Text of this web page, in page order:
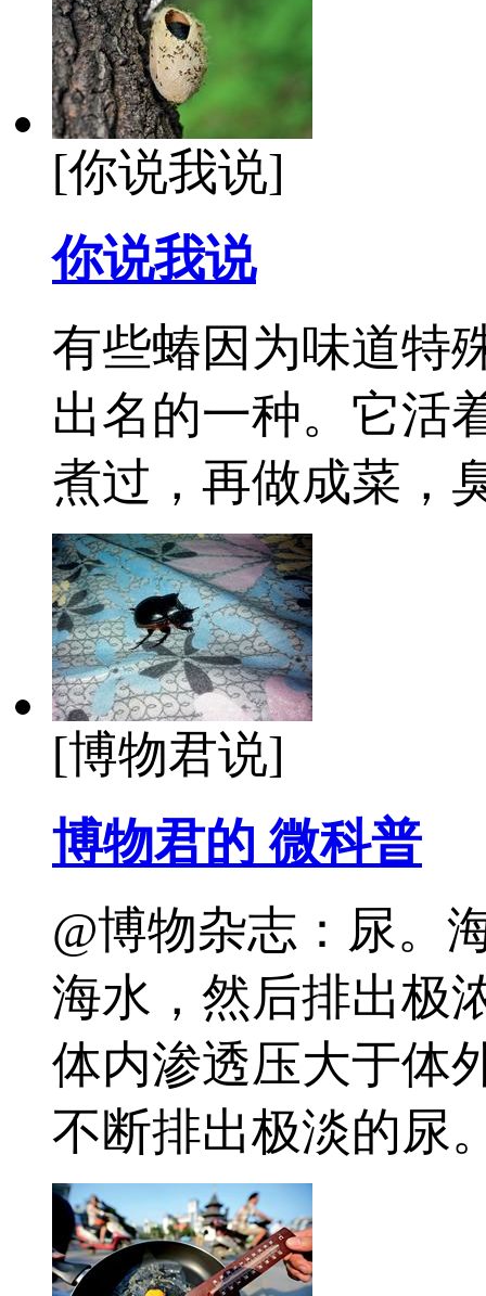
[你说我说]
你说我说
有些蝽因为味道特
出名的一种。它活
煮过，再做成菜，
[博物君说]
博物君的 微科普
@博物杂志：尿。
海水，然后排出极
体内渗透压大于体
不断排出极淡的